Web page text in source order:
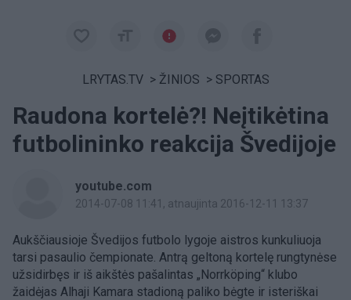
LRYTAS.TV > ŽINIOS > SPORTAS
Raudona kortelė?! Neįtikėtina
futbolininko reakcija Švedijoje
youtube.com
2014-07-08 11:41 , atnaujinta 2016-12-11 13:37
Aukščiausioje Švedijos futbolo lygoje aistros kunkuliuoja
tarsi pasaulio čempionate. Antrą geltoną kortelę rungtynėse
užsidirbęs ir iš aikštės pašalintas „Norrköping“ klubo
žaidėjas Alhaji Kamara stadioną paliko bėgte ir isteriškai